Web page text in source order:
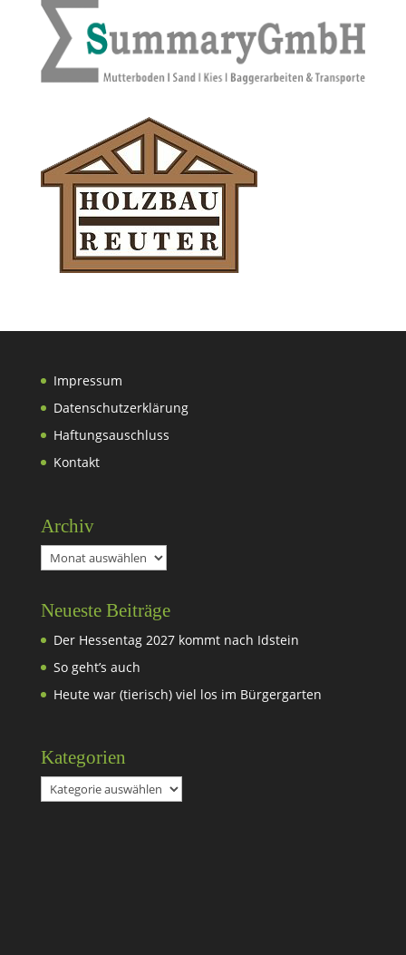
Impressum
Datenschutzerklärung
Haftungsauschluss
Kontakt
Archiv
Archiv
Neueste Beiträge
Der Hessentag 2027 kommt nach Idstein
So geht’s auch
Heute war (tierisch) viel los im Bürgergarten
Kategorien
Kategorien